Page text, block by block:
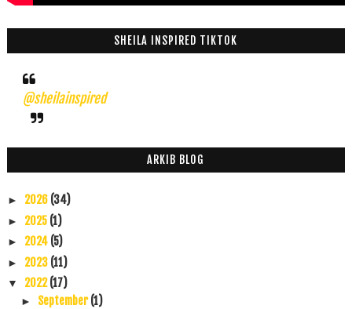
SHEILA INSPIRED TIKTOK
@sheilainspired
ARKIB BLOG
► 2026 (34)
► 2025 (1)
► 2024 (5)
► 2023 (11)
▼ 2022(17)
► September(1)